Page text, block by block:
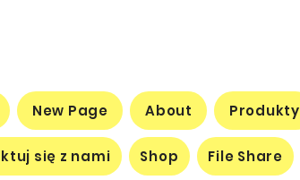
New Page About Produkty
się z nami Shop File Share